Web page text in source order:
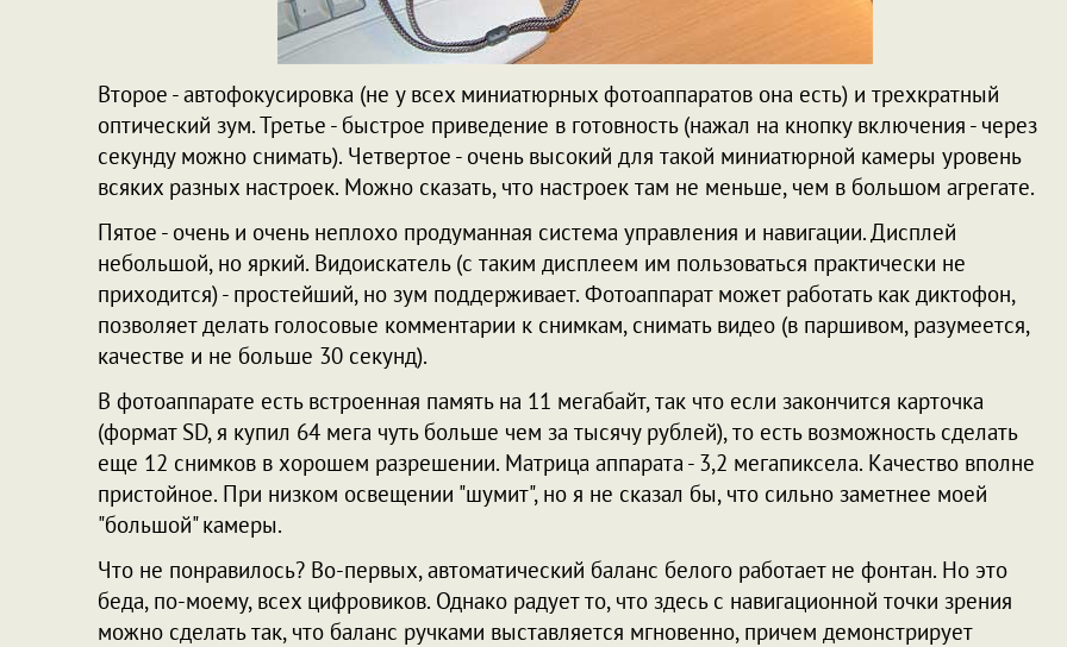
Второе - автофокусировка (не у всех миниатюрных фотоаппаратов она есть) и трехкратный
оптический зум. Третье - быстрое приведение в готовность (нажал на кнопку включения - через
секунду можно снимать). Четвертое - очень высокий для такой миниатюрной камеры уровень
всяких разных настроек. Можно сказать, что настроек там не меньше, чем в большом агрегате.
Пятое - очень и очень неплохо продуманная система управления и навигации. Дисплей
небольшой, но яркий. Видоискатель (с таким дисплеем им пользоваться практически не
приходится) - простейший, но зум поддерживает. Фотоаппарат может работать как диктофон,
позволяет делать голосовые комментарии к снимкам, снимать видео (в паршивом, разумеется,
качестве и не больше 30 секунд).
В фотоаппарате есть встроенная память на 11 мегабайт, так что если закончится карточка
(формат SD, я купил 64 мега чуть больше чем за тысячу рублей), то есть возможность сделать
еще 12 снимков в хорошем разрешении. Матрица аппарата - 3,2 мегапиксела. Качество вполне
пристойное. При низком освещении "шумит", но я не сказал бы, что сильно заметнее моей
"большой" камеры.
Что не понравилось? Во-первых, автоматический баланс белого работает не фонтан. Но это
беда, по-моему, всех цифровиков. Однако радует то, что здесь с навигационной точки зрения
можно сделать так, что баланс ручками выставляется мгновенно, причем демонстрирует